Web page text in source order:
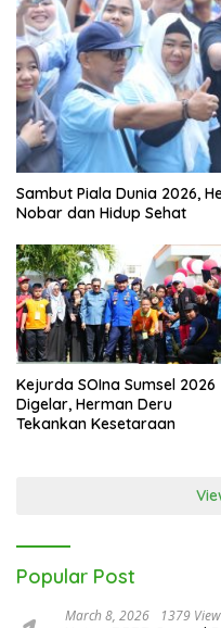
Sambut Piala Dunia 2026,
Nobar dan Hidup Sehat
Kejurda SOIna Sumsel 2026
Digelar, Herman Deru
Tekankan Kesetaraan
Popular Post
March 8, 2026 1379 View